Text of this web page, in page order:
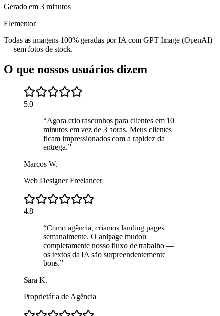
Gerado em 3 minutos
Elementor
Todas as imagens 100% geradas por IA com GPT Image (OpenAI)
— sem fotos de stock.
O que nossos usuários dizem
5.0
“Agora crio rascunhos para clientes em 10
minutos em vez de 3 horas. Meus clientes
ficam impressionados com a rapidez da
entrega.”
Marcos W.
Web Designer Freelancer
4.8
“Como agência, criamos landing pages
semanalmente. O anipage mudou
completamente nosso fluxo de trabalho —
os textos da IA são surpreendentemente
bons.”
Sara K.
Proprietária de Agência